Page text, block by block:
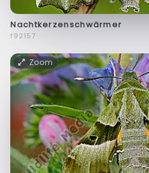
Nachtkerzenschwärmer
f92157
Zoom